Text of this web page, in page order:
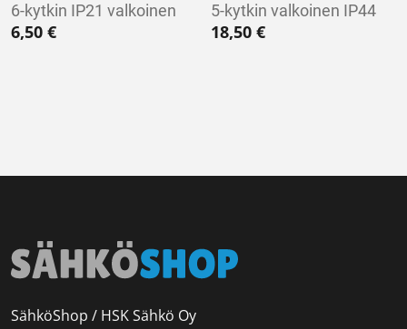
6-kytkin IP21 valkoinen
6,50 €
5-kytkin valkoinen IP44
18,50€
SähköShop / HSK Sähkö Oy